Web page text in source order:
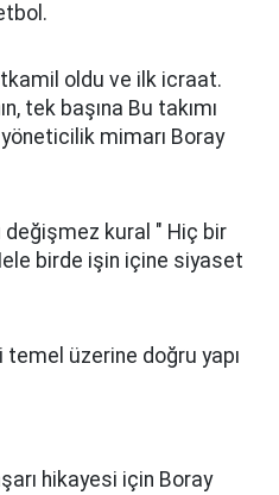
oldu ve ilk icraat.
tek başına Bu takımı
mimarı Boray
değişmez kural " Hiç bir
birde işin içine siyaset
üzerine doğru yapı
hikayesi için Boray